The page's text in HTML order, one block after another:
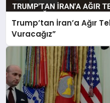
Trump’tan İran’a Ağır
Vuracağız”